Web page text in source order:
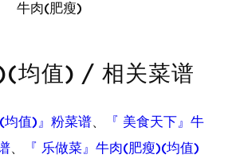
牛肉(肥瘦)
均值) / 相关菜谱
均值)』粉菜谱、
『 美食天下』牛
、
『 乐做菜』牛肉(肥瘦)(均值)